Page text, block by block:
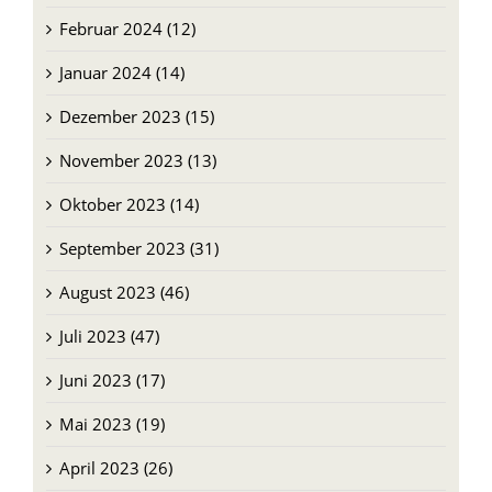
Februar 2024 (12)
Januar 2024 (14)
Dezember 2023 (15)
November 2023 (13)
Oktober 2023 (14)
September 2023 (31)
August 2023 (46)
Juli 2023 (47)
Juni 2023 (17)
Mai 2023 (19)
April 2023 (26)